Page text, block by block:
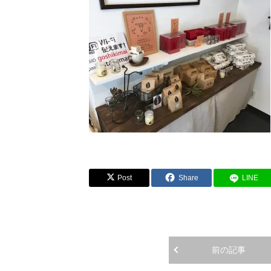
Post Share LINE
前の記事